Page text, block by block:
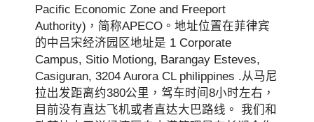
Pacific Economic Zone and Freeport
Authority)，简称APECO。地址位置在菲律宾
的中吕宋经济园区地址是 1 Corporate
Campus, Sitio Motiong, Barangay Esteves,
Casiguran, 3204 Aurora CL philippines .从马尼
拉出发距离约380公里，驾车时间8小时左右，
目前没有直达飞机或者直达大巴路线。 我们和